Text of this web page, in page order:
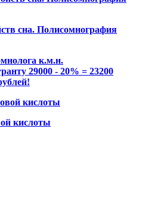
сна. Полисомнография
к.м.н.
29000 - 20% = 23200
кислоты